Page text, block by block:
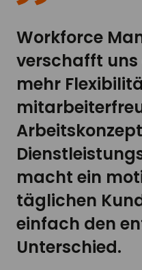
Workforce
verschafft uns
mehr
macht ein
täglichen
einfach den
Unterschied.